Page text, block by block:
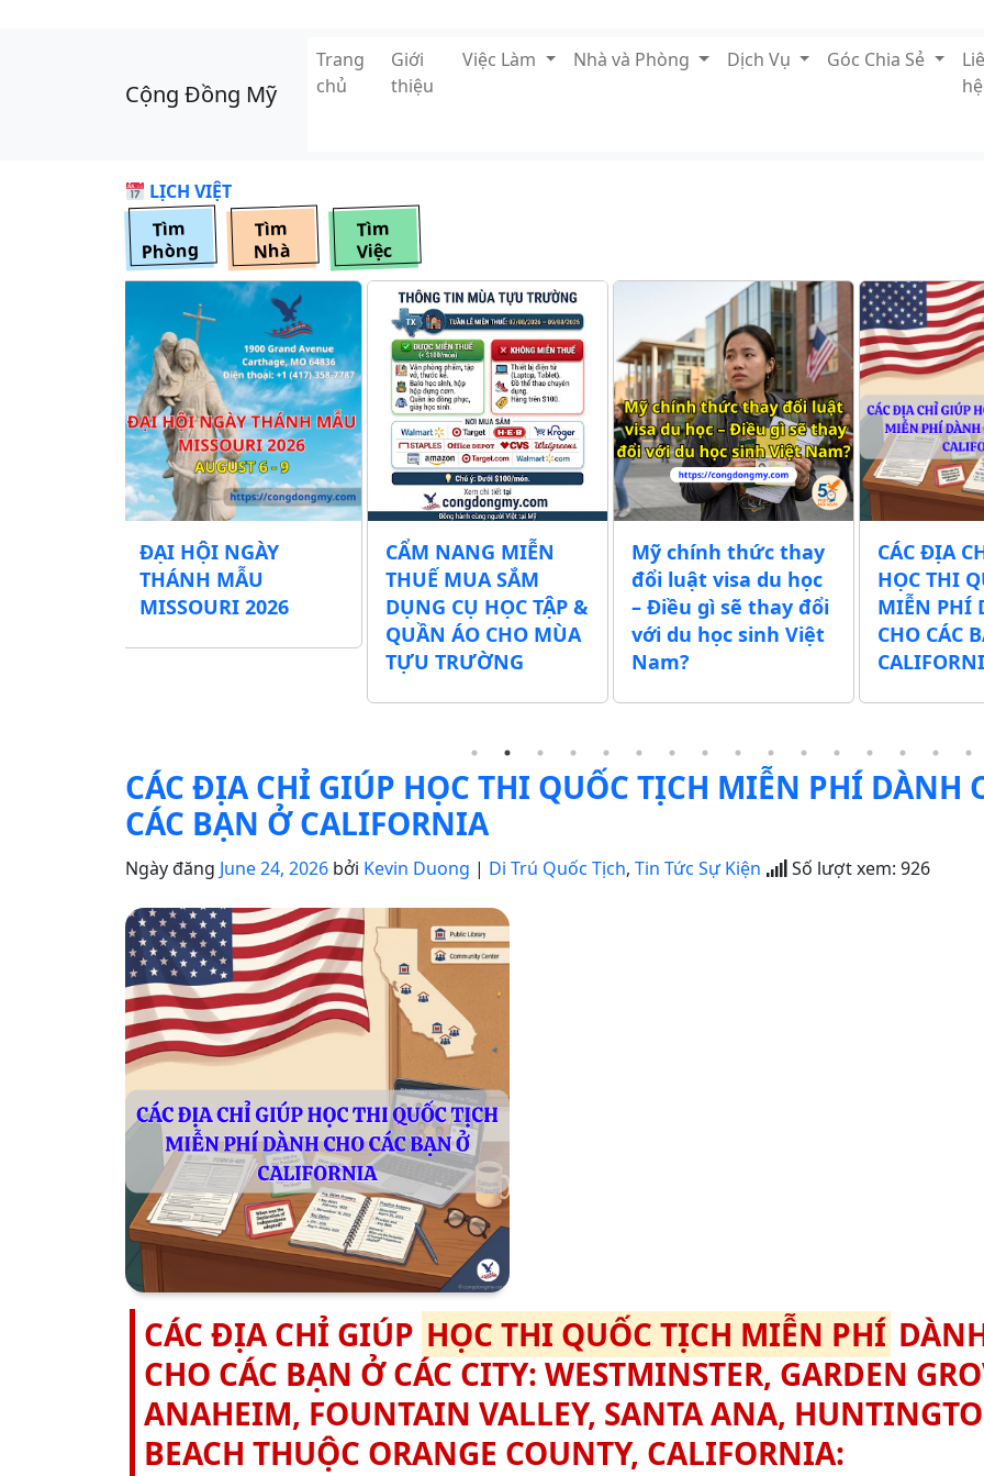
Cộng Đồng Mỹ
Trang
chủ
Giới
thiệu
Việc Làm Nhà và Phòng Dịch Vụ Góc Chia Sẻ
hệ
LỊCH VIỆT
Tìm
Phòng
Tìm
Nhà
Tìm
Việc
CẨM NANG MIỄN
THUẾ MUA SẮM
DỤNG CỤ HỌC TẬP &
QUẦN ÁO CHO MÙA
Mỹ chính thức thay
đổi luật visa du học
– Điều gì sẽ thay đổi
với du học sinh Việt
Nam?
CÁC ĐỊA CHỈ GIÚP
HỌC THI QUỐC TỊCH
MIỄN PHÍ DÀNH
CHO CÁC BẠN Ở
CÁC ĐỊA CHỈ GIÚP HỌC THI QUỐC TỊCH MIỄN PHÍ DÀNH
CÁC BẠN Ở CALIFORNIA
Ngày đăng June 24, 2026 bởi Kevin Duong | Di Trú Quốc Tịch, Tin Tức Sự Kiện Số lượt xem: 926
CÁC ĐỊA CHỈ GIÚP HỌC THI QUỐC TỊCH MIỄN PHÍ
CHO CÁC BẠN Ở CÁC CITY: WESTMINSTER, GARDEN
ANAHEIM, FOUNTAIN VALLEY, SANTA ANA,
BEACH THUỘC ORANGE COUNTY, CALIFORNIA: